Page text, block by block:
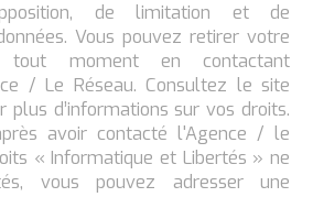
de limitation et de
Vous pouvez retirer votre
tout moment en contactant
/ Le Réseau. Consultez le site
plus d’informations sur vos droits.
avoir contacté l'Agence / le
« Informatique et Libertés » ne
vous pouvez adresser une